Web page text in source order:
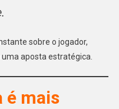
sobre o jogador,
aposta estratégica.
é mais